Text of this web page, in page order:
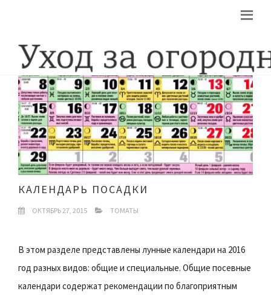
КАЛЕНДАРЬ ПОСАДКИ
ОКТЯБРЬ 27, 2015 ТОМАТЫ
В этом разделе представлены лунные календари на 2016
год разных видов: общие и специальные. Общие посевные
календари содержат рекомендации по благоприятным